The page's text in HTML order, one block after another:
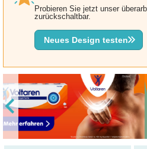
Probieren Sie jetzt unser
zurückschaltbar.
Neues Design testen